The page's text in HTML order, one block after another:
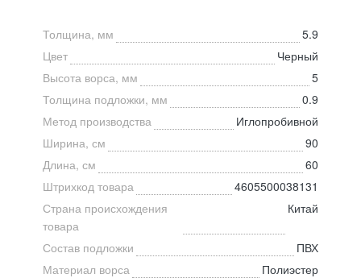
Толщина, мм
5.9
Цвет
Черный
Высота ворса, мм
5
Толщина подложки, мм
0.9
Метод производства
Иглопробивной
Ширина, см
90
Длина, см
60
Штрихкод товара
4605500038131
Страна происхождения
товара
Китай
Состав подложки
ПВХ
Материал ворса
Полиэстер